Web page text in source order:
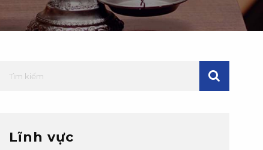
TÌM KIẾM
Lĩnh vực